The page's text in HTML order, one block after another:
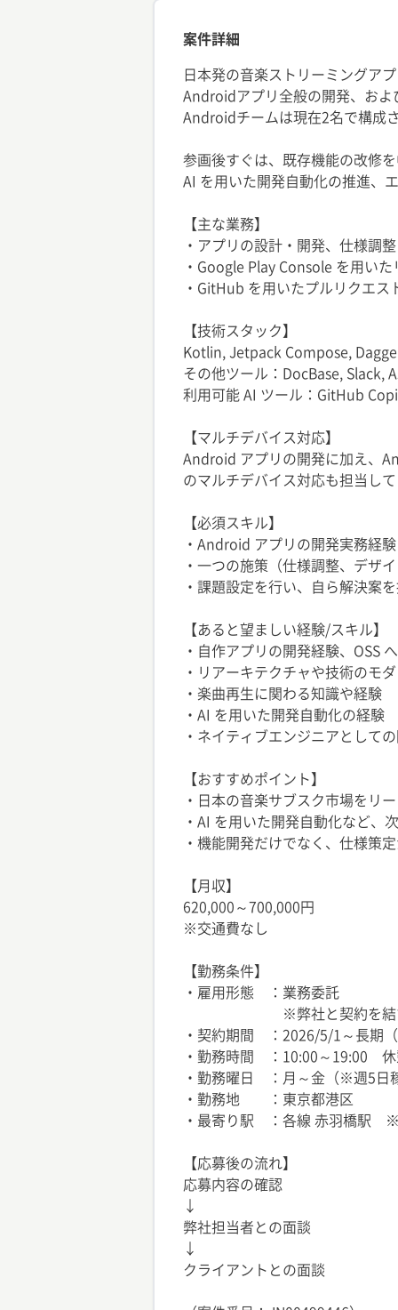
案件詳細
日本発の音楽ストリーミングア
Androidアプリ全般の開発、およ
Androidチームは現在2名で構成
参画後すぐは、既存機能の改修
AI を用いた開発自動化の推進、
【主な業務】
・アプリの設計・開発、仕様調整
・Google Play Console を用いた
・GitHub を用いたプルリクエス
【技術スタック】
Kotlin, Jetpack Compose,
その他ツール：DocBase, Slack,
利用可能 AI ツール：GitHub
【マルチデバイス対応】
Android アプリの開発に加え、
のマルチデバイス対応も担当して
【必須スキル】
・Android アプリの開発実務経験
・一つの施策（仕様調整、デザ
・課題設定を行い、自ら解決案
【あると望ましい経験/スキル】
・自作アプリの開発経験、OSS
・リアーキテクチャや技術のモ
・楽曲再生に関わる知識や経験
・AI を用いた開発自動化の経験
・ネイティブエンジニアとして
【おすすめポイント】
・日本の音楽サブスク市場をリ
・AI を用いた開発自動化など、
・機能開発だけでなく、仕様策
【月収】
620,000～700,000円
※交通費なし
【勤務条件】
・雇用形態 ：業務委託
※弊社と契約を結び、ク
・契約期間 ：2026/5/1～長期（
・勤務時間 ：10:00～19:00 休
・勤務曜日 ：月～金（※週5日
・勤務地 ：東京都港区
・最寄り駅 ：各線 赤羽橋駅 ※
【応募後の流れ】
応募内容の確認
↓
弊社担当者との面談
↓
クライアントとの面談